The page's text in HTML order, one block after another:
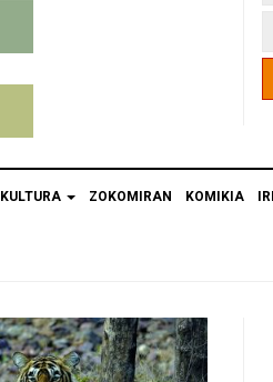
KULTURA ZOKOMIRAN KOMIKIA